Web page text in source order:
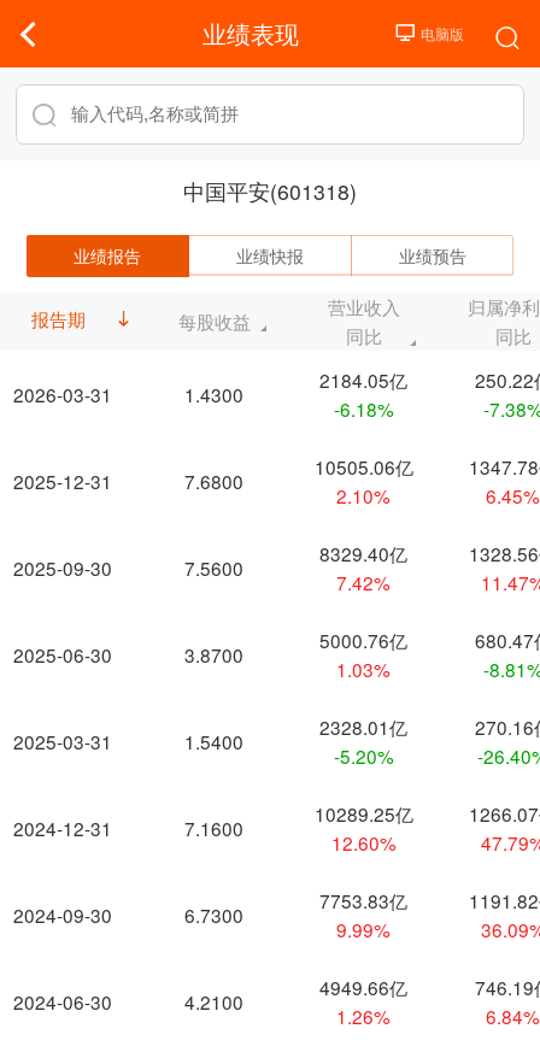
业绩表现
中国平安(601318)
业绩报告 业绩快报 业绩预告
报告期
2026-03-31
2025-12-31
2025-09-30
2025-06-30
2025-03-31
2024-12-31
2024-09-30
2024-06-30
每股收益
营业收入
同比
归属净
同比
1.4300
2184.05亿
-6.18%
250.22
-
7.6800
10505.06亿
2.10%
6.45%
7.5600
8329.40亿
7.42%
3.8700
5000.76亿
1.03%
680.47
-
1.5400
2328.01亿
-5.20%
270.16
-
7.1600
10289.25亿
12.60%
6.7300
7753.83亿
9.99%
4.2100
4949.66亿
1.26%
746.19
6.84%